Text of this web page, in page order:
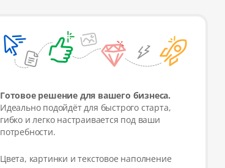
Готовое решение для вашего бизнеса.
Идеально подойдёт для быстрого старта,
гибко и легко настраивается под ваши
потребности.
Цвета, картинки и текстовое наполнение